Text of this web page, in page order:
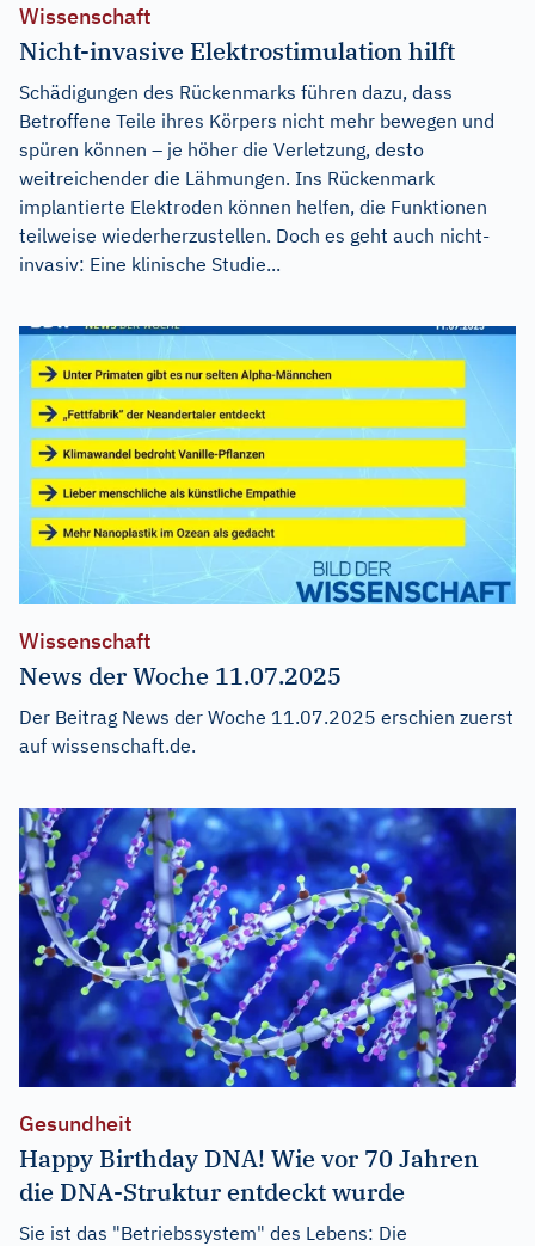
Wissenschaft
Nicht-invasive Elektrostimulation hilft
Schädigungen des Rückenmarks führen dazu, dass
Betroffene Teile ihres Körpers nicht mehr bewegen und
spüren können – je höher die Verletzung, desto
weitreichender die Lähmungen. Ins Rückenmark
implantierte Elektroden können helfen, die Funktionen
teilweise wiederherzustellen. Doch es geht auch nicht-
invasiv: Eine klinische Studie...
Wissenschaft
News der Woche 11.07.2025
Der Beitrag News der Woche 11.07.2025 erschien zuerst
auf wissenschaft.de.
Gesundheit
Happy Birthday DNA! Wie vor 70 Jahren
die DNA-Struktur entdeckt wurde
Sie ist das "Betriebssystem" des Lebens: Die